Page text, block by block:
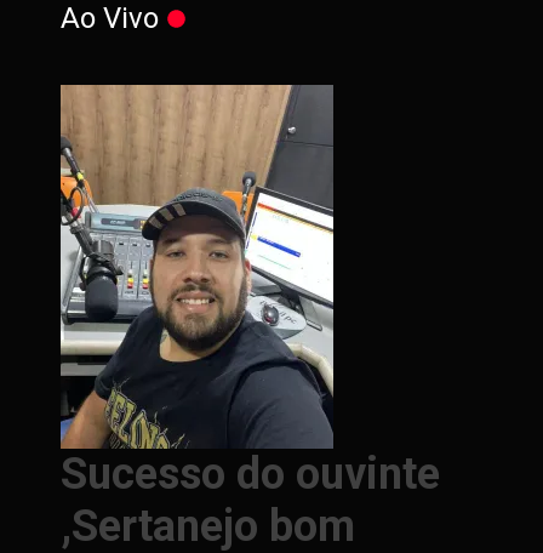
Ao Vivo
Sucesso do ouvinte
,Sertanejo bom